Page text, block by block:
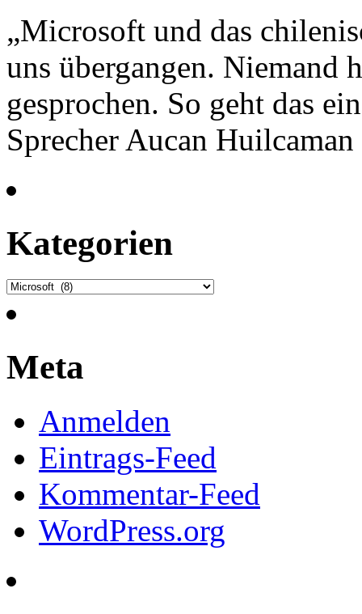
„Microsoft und das
uns übergangen. Niemand
gesprochen. So geht das
Sprecher Aucan
Kategorien
Kategorien
Meta
Anmelden
Eintrags-Feed
Kommentar-Feed
WordPress.org